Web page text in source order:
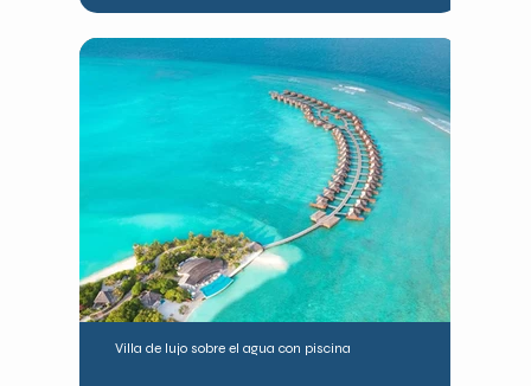
Villa de lujo sobre el agua con piscina